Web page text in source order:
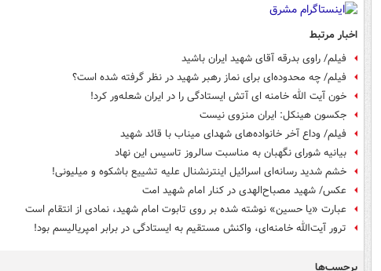
اخبار مرتبط
فیلم/ راوی بدرقه آقای شهید ایران باشید
فیلم/ چه محدوده‌ای برای نماز رهبر شهید در نظر گرفته شده است؟
خون آیت الله خامنه ای آتش ایستادگی را در ایران شعله‌ور کرد!
جکسون هینکل: ایران منزوی نیست
فیلم/ وداع آخر خانواده‌های شهدای میناب با قائد شهید
بیانیه شورای نگهبان به مناسبت سالروز تاسیس این نهاد
خشم شدید رسانه‌ای اسرائیل اینترنشنال علیه تشییع باشکوه و میلیونی!
عکس/ شهید مصباح‌الهدی در کنار امام شهید امت
عبارت «یا حسین» نوشته شده بر روی تابوت امام شهید، نمادی از انتقام است
ترور آیت‌الله خامنه‌ای، واکنش مستقیم به ایستادگی در برابر امپریالیسم بود!
برچسب‌ها